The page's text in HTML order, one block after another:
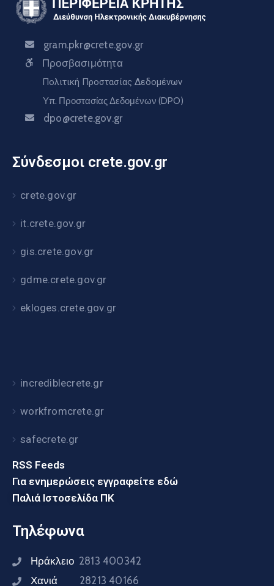
gram.pkr@crete.gov.gr
Προσβασιμότητα
Πολιτική Προστασίας Δεδομένων
Υπ. Προστασίας Δεδομένων (DPO)
dpo@crete.gov.gr
Σύνδεσμοι crete.gov.gr
crete.gov.gr
it.crete.gov.gr
gis.crete.gov.gr
gdme.crete.gov.gr
ekloges.crete.gov.gr
incrediblecrete.gr
workfromcrete.gr
safecrete.gr
RSS Feeds
Για ενημερώσεις εγγραφείτε εδώ
Παλιά Ιστοσελίδα ΠΚ
Τηλέφωνα
Ηράκλειο 2813 400342
Χανιά 28213 40166